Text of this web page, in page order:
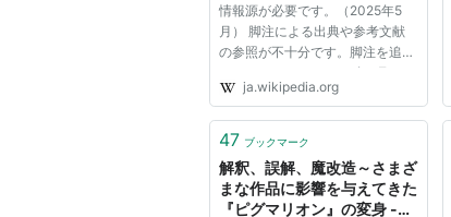
情報源が必要です。（2025年5
月） 脚注による出典や参考文献
の参照が不十分です。脚注を追加
してください。（2025年5月）
出典検索?: "ピグマリオン効果" –
CiNii · J-STAGE · NDL · dlib.jp ·
ja.wikipedia.org
47 ブックマーク
解釈、誤解、魔改造～さまざ
まな作品に影響を与えてきた
『ピグマリオン』の変身 -